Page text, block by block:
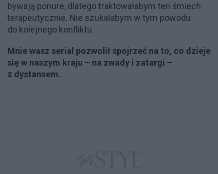
bywają ponure, dlatego traktowałabym ten śmiech
terapeutycznie. Nie szukałabym w tym powodu
do kolejnego konfliktu.
Mnie wasz serial pozwolił spojrzeć na to, co dzieje
się w naszym kraju – na zwady i zatargi –
z dystansem.